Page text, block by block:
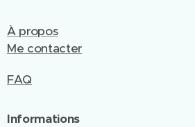
À propos
Me contacter
FAQ
Informations